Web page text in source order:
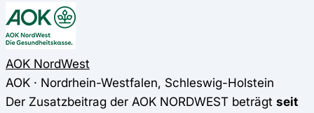
AOK NordWest
AOK · Nordrhein-Westfalen, Schleswig-Holstein
Der Zusatzbeitrag der AOK NORDWEST beträgt seit